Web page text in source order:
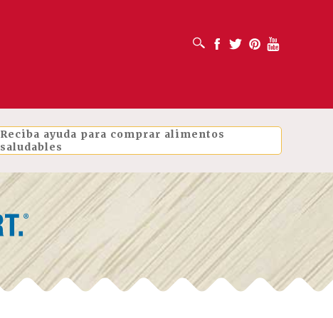
ABRIR CUADRO DE BÚSQUEDA
Facebook
Twitter PinterestYoutube
Reciba ayuda para comprar alimentos
saludables